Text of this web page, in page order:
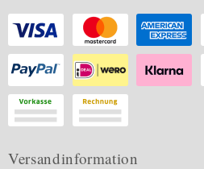
Versandinformation